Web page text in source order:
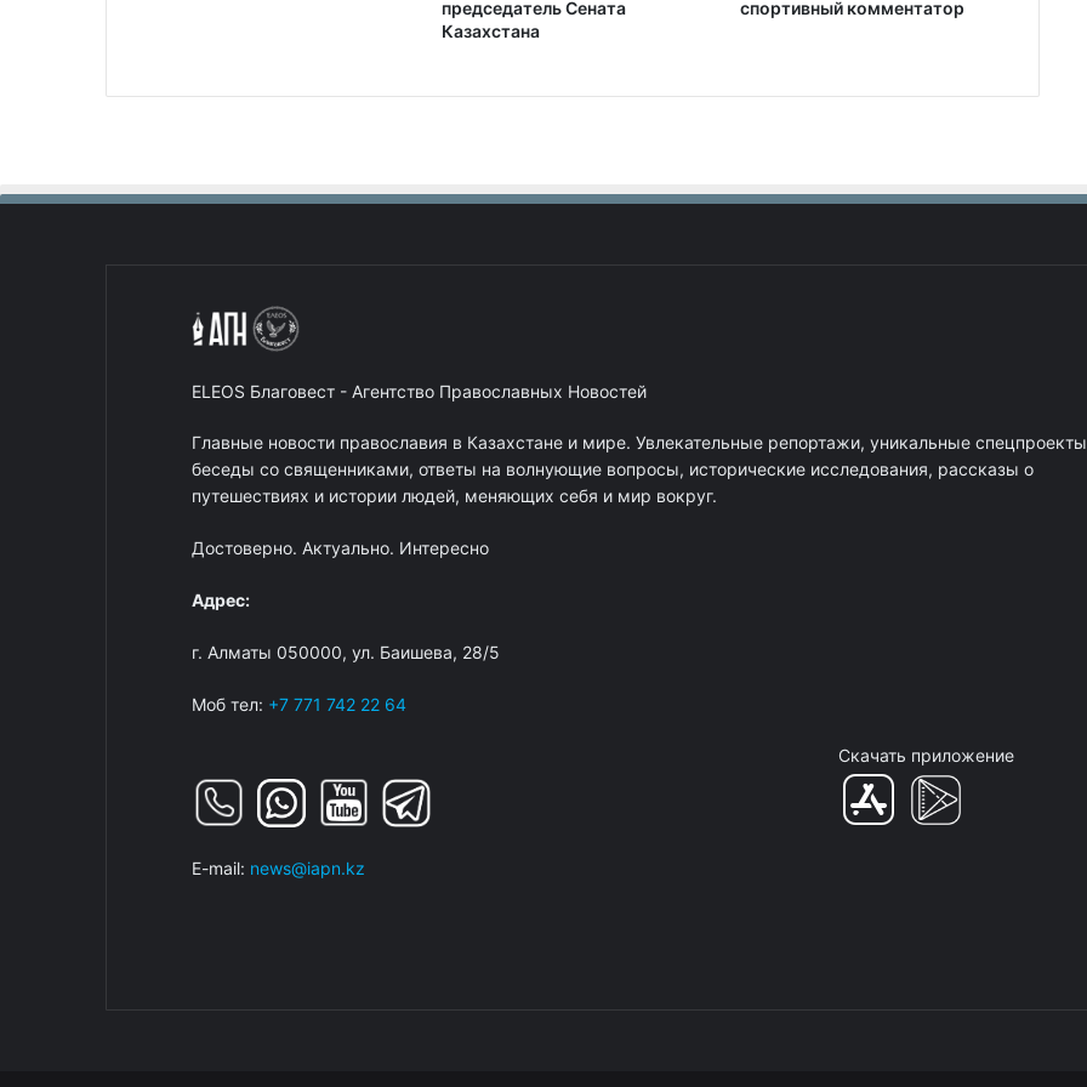
председатель Сената
Казахстана
спортивный комментатор
ELEOS Благовест - Агентство Православных Новостей
Главные новости православия в Казахстане и мире. Увлекательные репортажи, уникальные
беседы со священниками, ответы на волнующие вопросы, исторические исследования, рассказы о
путешествиях и истории людей, меняющих себя и мир вокруг.
Достоверно. Актуально. Интересно
Адрес:
г. Алматы 050000, ул. Баишева, 28/5
Моб тел: +7 771 742 22 64
Скачать приложение
E-mail: news@iapn.kz